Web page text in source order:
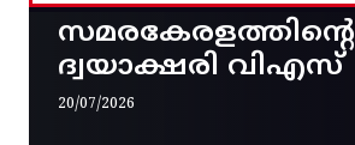
സമരകേരളത്തിൻ്റെ
ദ്വയാക്ഷരി വിഎസ്
20/07/2026